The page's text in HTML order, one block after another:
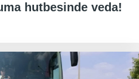
hutbesinde veda!